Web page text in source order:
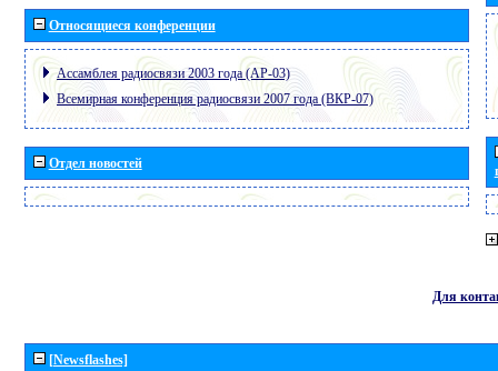
Относящиеся конференции
Ассамблея радиосвязи 2003 года (АР-03)
Всемирная конференция радиосвязи 2007 года (ВКР-07)
Отдел новостей
Для
[Newsflashes]